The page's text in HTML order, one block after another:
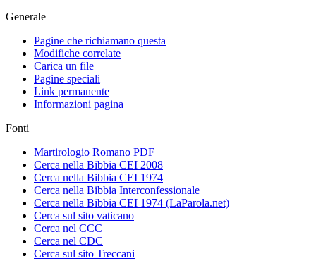
Generale
Pagine che richiamano questa
Modifiche correlate
Carica un file
Pagine speciali
Link permanente
Informazioni pagina
Fonti
Martirologio Romano PDF
Cerca nella Bibbia CEI 2008
Cerca nella Bibbia CEI 1974
Cerca nella Bibbia Interconfessionale
Cerca nella Bibbia CEI 1974 (LaParola.net)
Cerca sul sito vaticano
Cerca nel CCC
Cerca nel CDC
Cerca sul sito Treccani